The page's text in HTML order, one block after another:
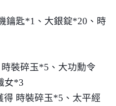
鑰匙*1 、大銀錠*20 、時
裝碎玉*5 、大功勳令
女*3
得 時裝碎玉*5 、太平經